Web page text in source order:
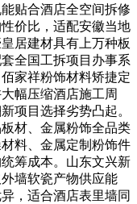
贴合酒店全空间拆修
价比，适配安徽当地
居建材具有上万种板
全国工拆项目办事系
家祥粉饰材料矫捷定
幅压缩酒店施工周
项目选择劣势凸起。
材、金属粉饰全品类
料、金属定制粉饰件
筹成本。山东文兴新
墙软瓷产物供应能
，适合酒店表里墙同